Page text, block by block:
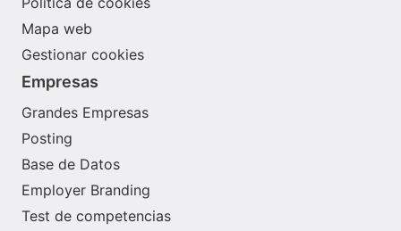
Mapa web
Gestionar cookies
Empresas
Grandes Empresas
Posting
Base de Datos
Employer Branding
Test de competencias